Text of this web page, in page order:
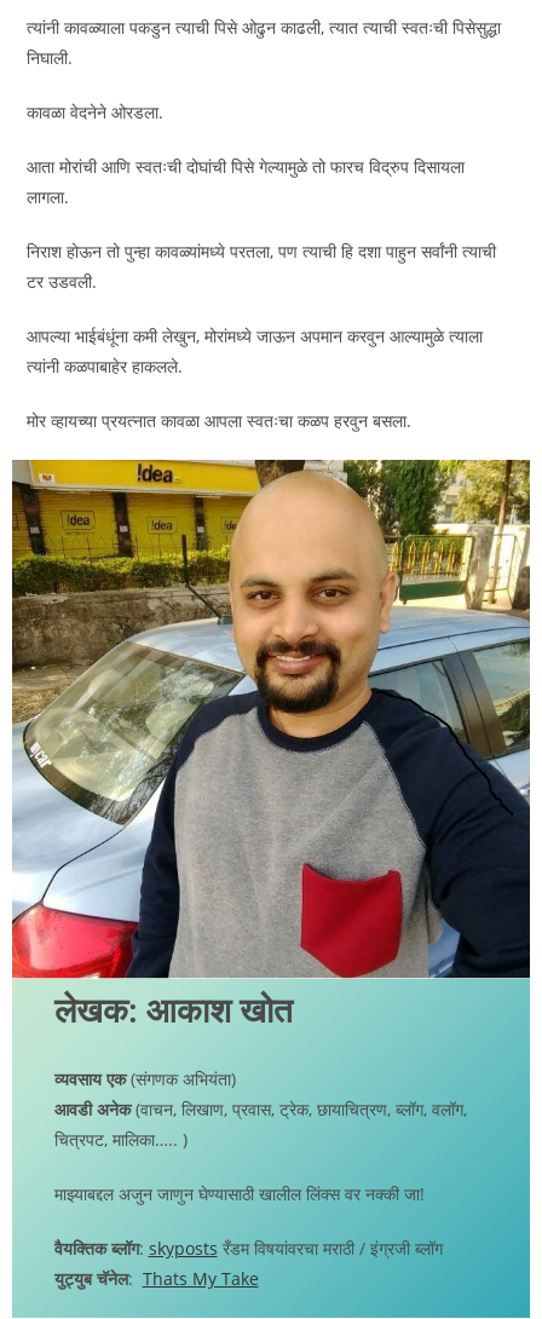
त्यांनी कावळ्याला पकडुन त्याची पिसे ओढुन काढली, त्यात त्याची स्वतःची पिसेसुद्धा
निघाली.
कावळा वेदनेने ओरडला.
आता मोरांची आणि स्वतःची दोघांची पिसे गेल्यामुळे तो फारच विद्रुप दिसायला
लागला.
निराश होऊन तो पुन्हा कावळ्यांमध्ये परतला, पण त्याची हि दशा पाहुन सर्वांनी त्याची
टर उडवली.
आपल्या भाईबंधूंना कमी लेखुन, मोरांमध्ये जाऊन अपमान करवुन आल्यामुळे त्याला
त्यांनी कळपाबाहेर हाकलले.
मोर व्हायच्या प्रयत्नात कावळा आपला स्वतःचा कळप हरवुन बसला.
लेखक: आकाश खोत
व्यवसाय एक(संगणक अभियंता)
आवडी अनेक(वाचन, लिखाण, प्रवास, ट्रेक, छायाचित्रण, ब्लॉग, वलॉग,
चित्रपट, मालिका….. )
माझ्याबद्दल अजुन जाणुन घेण्यासाठी खालील लिंक्स वर नक्की जा!
वैयक्तिक ब्लॉग: skyposts रँडम विषयांवरचा मराठी / इंग्रजी ब्लॉग
युट्युब चॅनेल: Thats My Take